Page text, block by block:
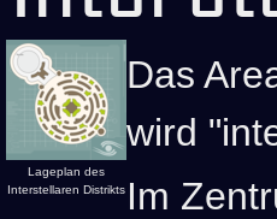
Lageplan des
Interstellaren Distrikts
Das
wird
Im